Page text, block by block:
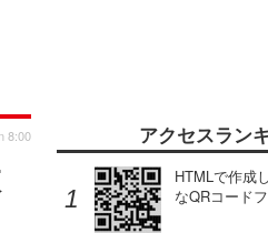
8:00 アクセスラン
HTMLで作成
なQRコード